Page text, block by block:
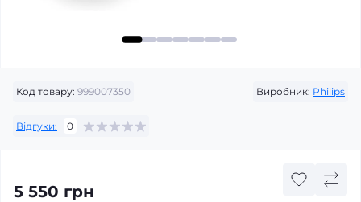
Код товару: 999007350 Виробник: Philips
Відгуки: 0
5 550 грн